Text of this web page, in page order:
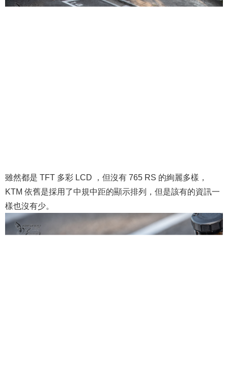
雖然都是 TFT 多彩 LCD ，但沒有 765 RS 的絢麗多樣，
KTM 依舊是採用了中規中距的顯示排列，但是該有的資訊一
樣也沒有少。